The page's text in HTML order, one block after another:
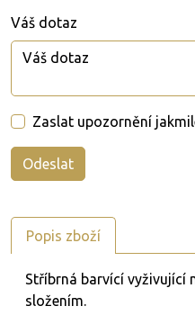
Váš dotaz
Zaslat upozornění
Popis zboží
Stříbrná barvící vyživující
složením.